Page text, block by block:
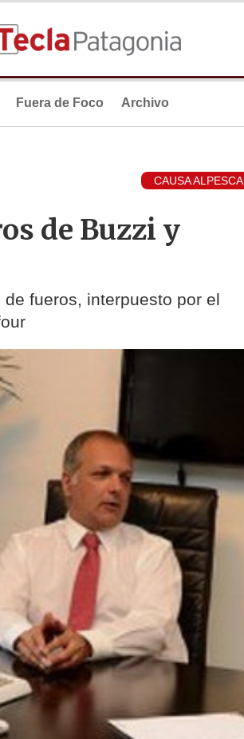
Fuera de Foco Archivo
CAUSA ALPESCA
de Buzzi y
fueros, interpuesto por el